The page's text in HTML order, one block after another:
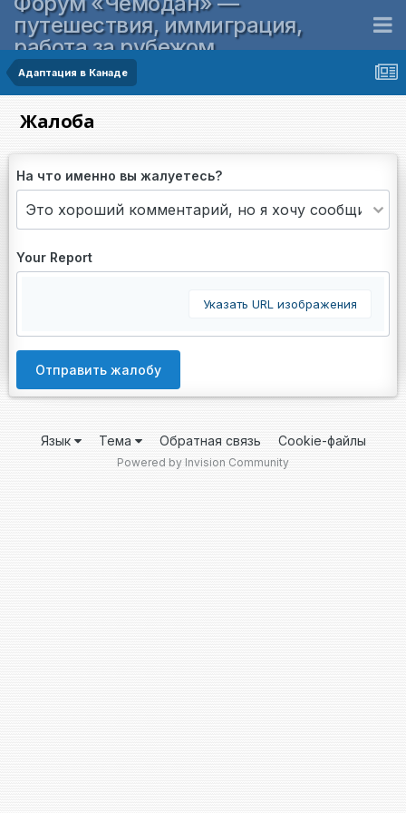
путешествия, иммиграция,
работа за рубежом
Адаптация в Канаде
Жалоба
На что именно вы жалуетесь?
Your Report
Указать URL изображения
Отправить жалобу
Язык Тема Обратная связь Cookie-файлы
Powered by Invision Community